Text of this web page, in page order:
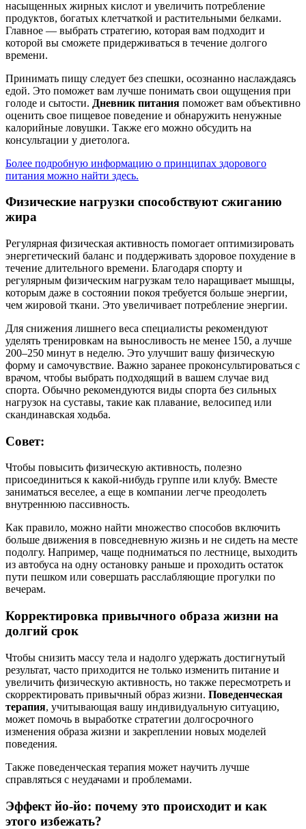
насыщенных жирных кислот и увеличить потребление
продуктов, богатых клетчаткой и растительными белками.
Главное — выбрать стратегию, которая вам подходит и
которой вы сможете придерживаться в течение долгого
времени.
Принимать пищу следует без спешки, осознанно наслаждаясь
едой. Это поможет вам лучше понимать свои ощущения при
голоде и сытости. Дневник питания поможет вам объективно
оценить свое пищевое поведение и обнаружить ненужные
калорийные ловушки. Также его можно обсудить на
консультации у диетолога.
Более подробную информацию о принципах здорового
питания можно найти здесь.
Физические нагрузки способствуют сжиганию
жира
Регулярная физическая активность помогает оптимизировать
энергетический баланс и поддерживать здоровое похудение в
течение длительного времени. Благодаря спорту и
регулярным физическим нагрузкам тело наращивает мышцы,
которым даже в состоянии покоя требуется больше энергии,
чем жировой ткани. Это увеличивает потребление энергии.
Для снижения лишнего веса специалисты рекомендуют
уделять тренировкам на выносливость не менее 150, а лучше
200–250 минут в неделю. Это улучшит вашу физическую
форму и самочувствие. Важно заранее проконсультироваться с
врачом, чтобы выбрать подходящий в вашем случае вид
спорта. Обычно рекомендуются виды спорта без сильных
нагрузок на суставы, такие как плавание, велосипед или
скандинавская ходьба.
Совет:
Чтобы повысить физическую активность, полезно
присоединиться к какой-нибудь группе или клубу. Вместе
заниматься веселее, а еще в компании легче преодолеть
внутреннюю пассивность.
Как правило, можно найти множество способов включить
больше движения в повседневную жизнь и не сидеть на месте
подолгу. Например, чаще подниматься по лестнице, выходить
из автобуса на одну остановку раньше и проходить остаток
пути пешком или совершать расслабляющие прогулки по
вечерам.
Корректировка привычного образа жизни на
долгий срок
Чтобы снизить массу тела и надолго удержать достигнутый
результат, часто приходится не только изменить питание и
увеличить физическую активность, но также пересмотреть и
скорректировать привычный образ жизни. Поведенческая
терапия, учитывающая вашу индивидуальную ситуацию,
может помочь в выработке стратегии долгосрочного
изменения образа жизни и закреплении новых моделей
поведения.
Также поведенческая терапия может научить лучше
справляться с неудачами и проблемами.
Эффект йо-йо: почему это происходит и как
этого избежать?